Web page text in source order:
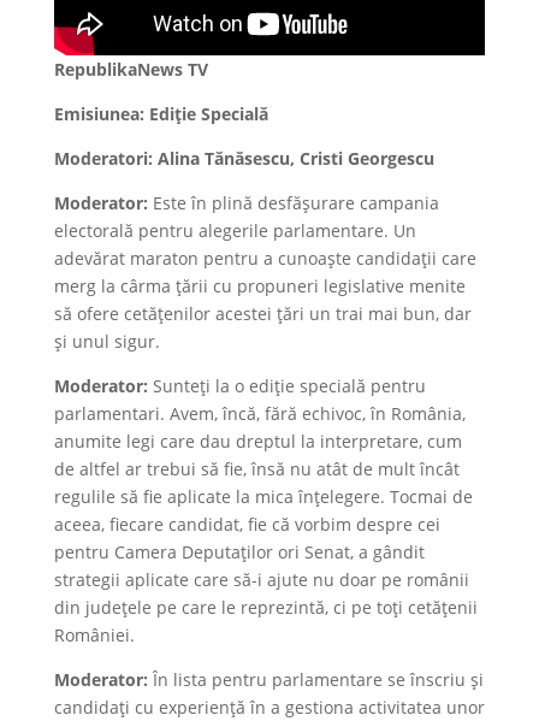
RepublikaNews TV
Emisiunea: Ediție Specială
Moderatori: Alina Tănăsescu, Cristi Georgescu
Moderator: Este în plină desfășurare campania
electorală pentru alegerile parlamentare. Un
adevărat maraton pentru a cunoaște candidații care
merg la cârma țării cu propuneri legislative menite
să ofere cetățenilor acestei țări un trai mai bun, dar
și unul sigur.
Moderator: Sunteți la o ediție specială pentru
parlamentari. Avem, încă, fără echivoc, în România,
anumite legi care dau dreptul la interpretare, cum
de altfel ar trebui să fie, însă nu atât de mult încât
regulile să fie aplicate la mica înțelegere. Tocmai de
aceea, fiecare candidat, fie că vorbim despre cei
pentru Camera Deputaților ori Senat, a gândit
strategii aplicate care să-i ajute nu doar pe românii
din județele pe care le reprezintă, ci pe toți cetățenii
României.
Moderator: În lista pentru parlamentare se înscriu și
candidați cu experiență în a gestiona activitatea unor